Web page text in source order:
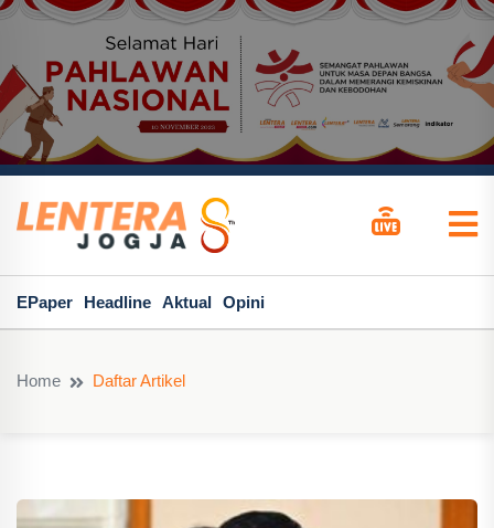
EPaper Headline Aktual Opini
Home Daftar Artikel